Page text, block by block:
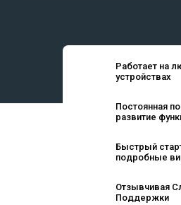
Постоянная
развитие
Работает на
устройствах
Быстрый
подробные
Отзывчивая
Поддержки